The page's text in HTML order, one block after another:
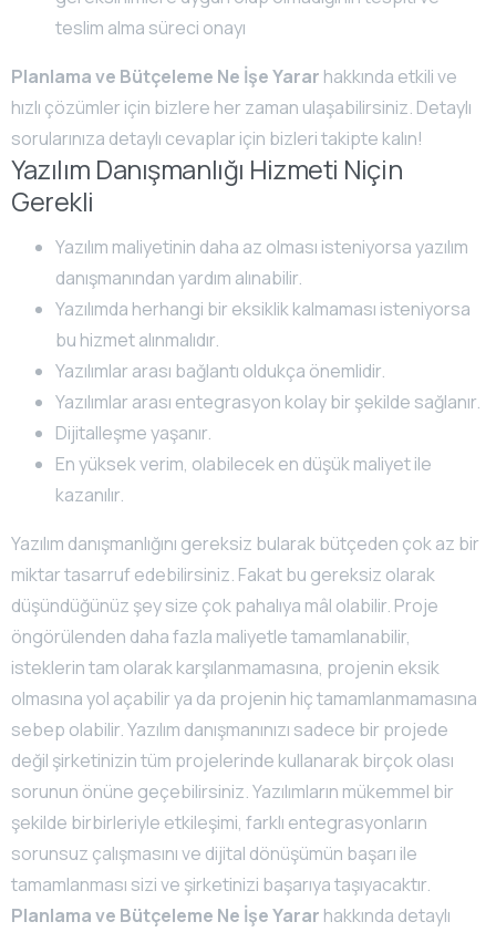
teslim alma süreci onayı
Planlama ve Bütçeleme Ne İşe Yarar hakkında etkili ve
hızlı çözümler için bizlere her zaman ulaşabilirsiniz. Detaylı
sorularınıza detaylı cevaplar için bizleri takipte kalın!
Yazılım Danışmanlığı Hizmeti Niçin
Gerekli
Yazılım maliyetinin daha az olması isteniyorsa yazılım
danışmanından yardım alınabilir.
Yazılımda herhangi bir eksiklik kalmaması isteniyorsa
bu hizmet alınmalıdır.
Yazılımlar arası bağlantı oldukça önemlidir.
Yazılımlar arası entegrasyon kolay bir şekilde sağlanır.
Dijitalleşme yaşanır.
En yüksek verim, olabilecek en düşük maliyet ile
kazanılır.
Yazılım danışmanlığını gereksiz bularak bütçeden çok az bir
miktar tasarruf edebilirsiniz. Fakat bu gereksiz olarak
düşündüğünüz şey size çok pahalıya mâl olabilir. Proje
öngörülenden daha fazla maliyetle tamamlanabilir,
isteklerin tam olarak karşılanmamasına, projenin eksik
olmasına yol açabilir ya da projenin hiç tamamlanmamasına
sebep olabilir. Yazılım danışmanınızı sadece bir projede
değil şirketinizin tüm projelerinde kullanarak birçok olası
sorunun önüne geçebilirsiniz. Yazılımların mükemmel bir
şekilde birbirleriyle etkileşimi, farklı entegrasyonların
sorunsuz çalışmasını ve dijital dönüşümün başarı ile
tamamlanması sizi ve şirketinizi başarıya taşıyacaktır.
Planlama ve Bütçeleme Ne İşe Yarar hakkında detaylı